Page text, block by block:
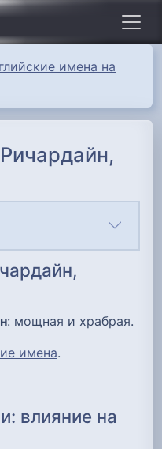
имена на
: мощная и храбрая.
имена.
влияние на